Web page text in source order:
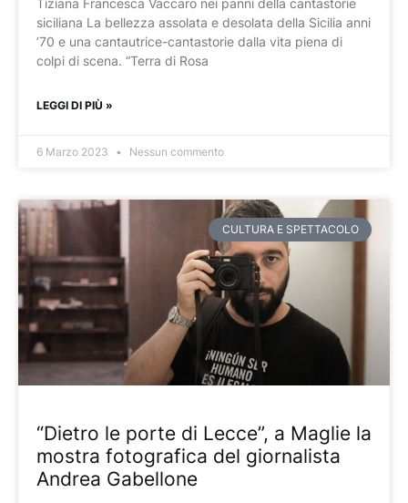
Tiziana Francesca Vaccaro nei panni della cantastorie
siciliana La bellezza assolata e desolata della Sicilia anni
’70 e una cantautrice-cantastorie dalla vita piena di
colpi di scena. “Terra di Rosa
LEGGI DI PIÙ »
6 Marzo 2023 Nessun commento
CULTURA E SPETTACOLO
“Dietro le porte di Lecce”, a Maglie la
mostra fotografica del giornalista
Andrea Gabellone